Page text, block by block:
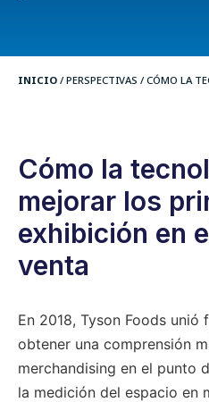
INICIO / PERSPECTIVAS / CÓMO LA
Cómo la
mejorar los
exhibición en
venta
En 2018, Tyson Foods unió
obtener una comprensión
merchandising en el punto
la medición del espacio en